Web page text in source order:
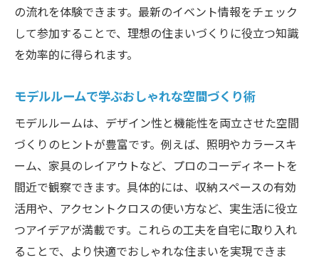
中古物件を広く使うリノベーションアイデ
ア
大阪のリノベーションイベント活用法
おすすめ
大阪で注目のリノベーション会社選び方
モデルルームで見つける理想の間取り術
リノベーション物件の違いを現地で体感
オンライン見学で便利なリノベーション体
験
シンプルハウスのモデルルーム活用法
の流れを体験できます。最新のイベント情報をチェック
して参加することで、理想の住まいづくりに役立つ知識
を効率的に得られます。
モデルルームで学ぶおしゃれな空間づくり術
モデルルームは、デザイン性と機能性を両立させた空間
づくりのヒントが豊富です。例えば、照明やカラースキ
ーム、家具のレイアウトなど、プロのコーディネートを
間近で観察できます。具体的には、収納スペースの有効
活用や、アクセントクロスの使い方など、実生活に役立
つアイデアが満載です。これらの工夫を自宅に取り入れ
ることで、より快適でおしゃれな住まいを実現できま